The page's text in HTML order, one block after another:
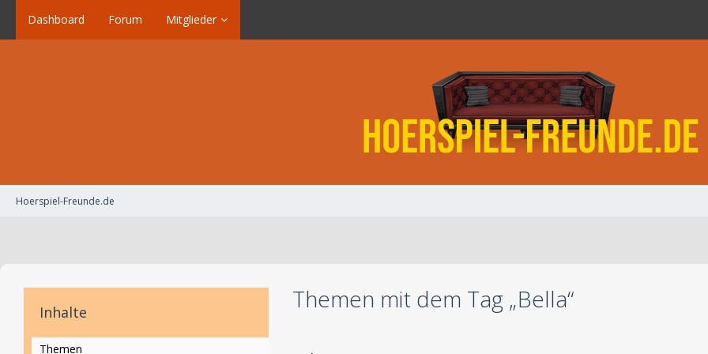
Dashboard Forum Mitglieder
Hoerspiel-Freunde.de
Inhalte
Themen
Themen mit dem Tag „Bella“